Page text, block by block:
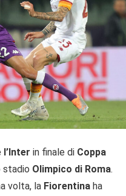
l’Inter in finale di Coppa
stadio Olimpico di Roma.
volta, la Fiorentina ha